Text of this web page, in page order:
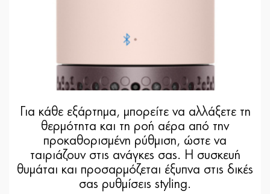
Για κάθε εξάρτημα, μπορείτε να αλλάξετε τη
θερμότητα και τη ροή αέρα από την
προκαθορισμένη ρύθμιση, ώστε να
ταιριάζουν στις ανάγκες σας. Η συσκευή
θυμάται και προσαρμόζεται έξυπνα στις δικές
σας ρυθμίσεις styling.